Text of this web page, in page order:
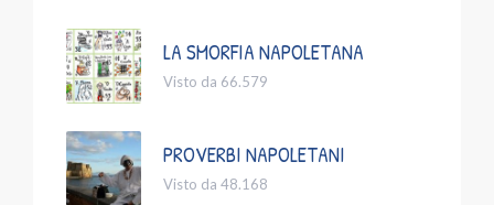
LA SMORFIA NAPOLETANA
Visto da 66.579
PROVERBI NAPOLETANI
Visto da 48.168